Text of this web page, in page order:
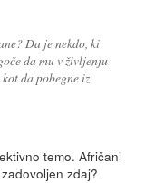
Da je nekdo, ki
da mu v življenju
da pobegne iz
temo. Afričani
zdaj?